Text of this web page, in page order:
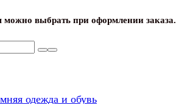
можно выбрать при оформлении заказа.
одежда и обувь